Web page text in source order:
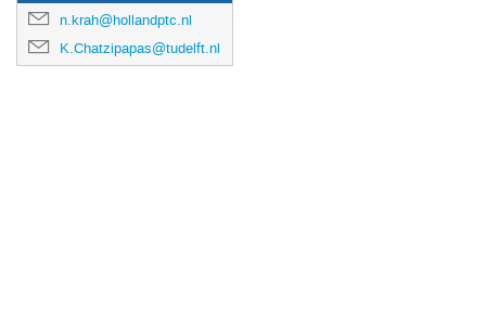
n.krah@hollandptc.nl
K.Chatzipapas@tudelft.nl